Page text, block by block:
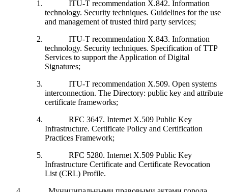
ITU-T recommendation X.842. Information
technology. Security techniques. Guidelines for the use
and management of trusted third party services;
ITU-T recommendation X.843. Information
technology. Security techniques. Specification of TTP
Services to support the Application of Digital
Signatures;
ITU-T recommendation X.509. Open systems
interconnection. The Directory: public key and attribute
certificate frameworks;
RFC 3647. Internet X.509 Public Key
Infrastructure. Certificate Policy and Certification
Practices Framework;
RFC 5280. Internet X.509 Public Key
Infrastructure Certificate and Certificate Revocation
List (CRL) Profile.